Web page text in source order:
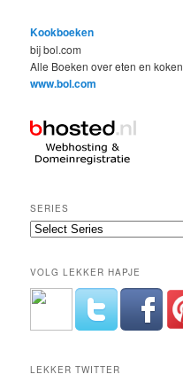
Kookboeken
bij bol.com
Alle Boeken over eten en koken
www.bol.com
SERIES
VOLG LEKKER HAPJE
LEKKER TWITTER